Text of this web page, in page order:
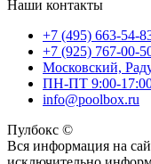
Наши контакты
+7 (495) 663-54-
+7 (925) 767-00-
Московский,
ПН-ПТ 9:00-
info@poolbox.ru
Пулбокс ©
Вся информация на